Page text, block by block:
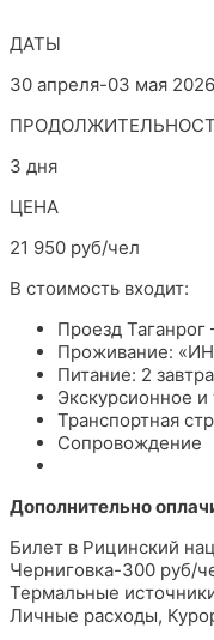
ДАТЫ
30 апреля-03 мая 2026
3 дня
ЦЕНА
21 950 руб/чел
В стоимость входит:
Проезд
Проживание:
Питание: 2
Экскурсионное
Транспортная
Сопровождение
Дополнительно
Билет в Рицинский
Черниговка-300 руб/
Термальные
Личные расходы,